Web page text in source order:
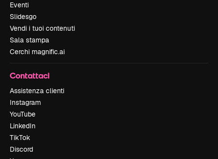
Eventi
Slidesgo
Vendi i tuoi contenuti
Sala stampa
Cerchi magnific.ai
Contattaci
Assistenza clienti
Instagram
YouTube
LinkedIn
TikTok
Discord